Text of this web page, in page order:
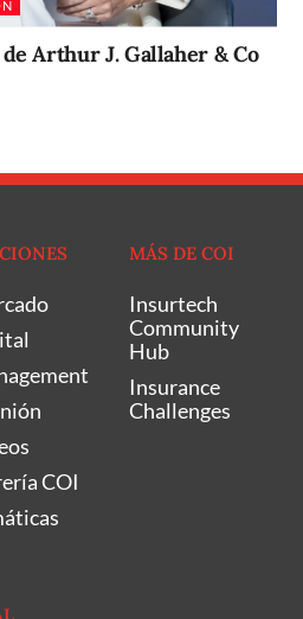
Arthur J. Gallaher & Co
COI
MÁS DE COI
Insurtech
Community
Hub
Insurance
Challenges